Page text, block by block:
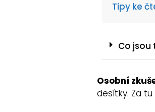
Tipy ke
Co jsou
Osobní
desítky. Za